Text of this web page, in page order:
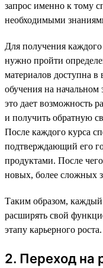
запрос именно к тому
необходимыми
Для получения
нужно пройти
материалов доступна в
обучения на
это дает возможность
и получить обратную
После каждого курса
подтверждающий его
продуктами. После
новых, более сложных
Таким образом,
расширять свой
этапу карьерного роста.
2. Переход на